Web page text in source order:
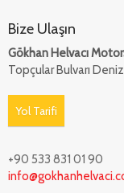
Bize Ulaşın
Gökhan Helvacı
Topçular Bulvarı
Yol Tarifi
+90 533 831 01 90